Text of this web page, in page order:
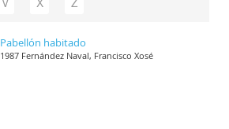
Pabellón habitado
1987 Fernández Naval, Francisco Xosé